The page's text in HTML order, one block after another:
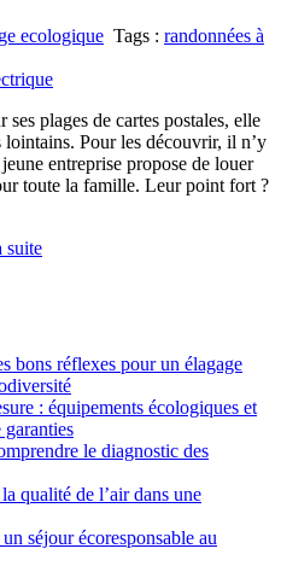
ecologique Tags : randonnées à
ses plages de cartes postales, elle
lointains. Pour les découvrir, il n’y
entreprise propose de louer
toute la famille. Leur point fort ?
bons réflexes pour un élagage
: équipements écologiques et
garanties
le diagnostic des
qualité de l’air dans une
séjour écoresponsable au